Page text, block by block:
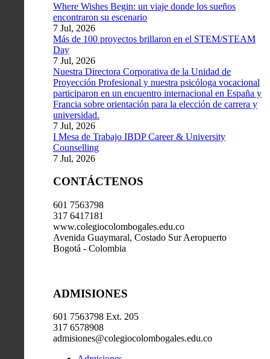
Where Wishes Begin: un viaje donde los sueños
encontraron su escenario
7 Jul, 2026
Más de 100 proyectos brillaron en el STEM/STEAM
Day
7 Jul, 2026
Nuestra Directora Corporativa de la Unidad de
Proyección Profesional y nuestra psicóloga vocacional
participaron en un encuentro internacional en España y
Francia sobre orientación para la elección de carrera y
universidad.
7 Jul, 2026
I Mesa de Trabajo IBDP Career & University
Counselling
7 Jul, 2026
CONTÁCTENOS
601 7563798
317 6417181
www.colegiocolombogales.edu.co
Avenida Guaymaral, Costado Sur Aeropuerto
Bogotá - Colombia
ADMISIONES
601 7563798 Ext. 205
317 6578908
admisiones@colegiocolombogales.edu.co